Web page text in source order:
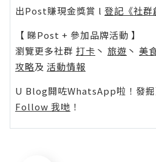
出Post賺現金獎賞 l 登記《社群
【 睇Post + 參加品牌活動 】
瀏覽更多社群 打卡 丶 旅遊 丶 美
攻略及 活動情報
U Blog開咗WhatsApp啦！發掘
Follow 我哋 ！